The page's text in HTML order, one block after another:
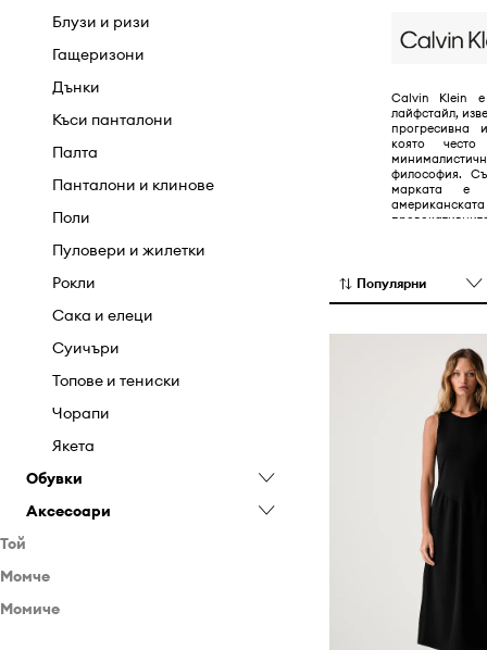
Блузи и ризи
Гащеризони
Дънки
Къси панталони
Палта
Панталони и клинове
Поли
Пуловери и жилетки
Рокли
Сака и елеци
Суичъри
Топове и тениски
Чорапи
Якета
Обувки
Апрески
Ботуши
Аксесоари
Козметични чанти
Той
Дрехи
Бански
Обувки
Момче
Обувки
Момиче
Calvin Klein
лайфстайл,
прогресивна
която
философия.
марката е
Популярни